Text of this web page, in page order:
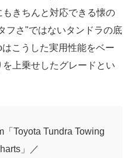
きちんと対応できる懐の
フさ"ではないタンドラの底
こうした実用性能をベー
上乗せしたグレードとい
「Toyota Tundra Towing
」／